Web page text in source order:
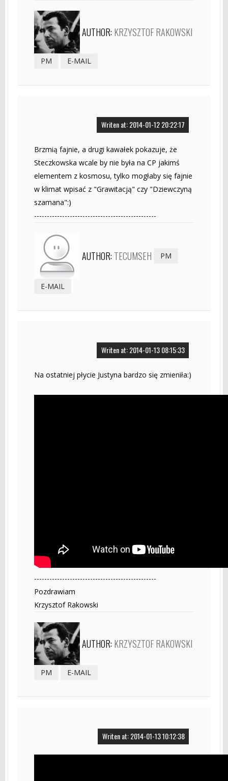
AUTHOR: KRZYSZTOF RAKOWSKI
PM E-MAIL
Writen at: 2014-01-12 20:22:17
Brzmią fajnie, a drugi kawałek pokazuje, że
Steczkowska wcale by nie była na CP jakimś
elementem z kosmosu, tylko mogłaby się fajnie
w klimat wpisać z "Grawitacją" czy "Dziewczyną
szamana":)
------------------------------------------------
AUTHOR: TECUMSEH PM
E-MAIL
Writen at: 2014-01-13 08:15:33
Na ostatniej płycie Justyna bardzo się zmieniła:)
------------------------------------------------
Pozdrawiam
Krzysztof Rakowski
AUTHOR: KRZYSZTOF RAKOWSKI
PM E-MAIL
Writen at: 2014-01-13 10:12:38